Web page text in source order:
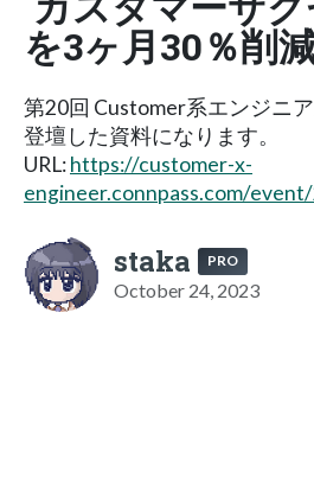
を3ヶ月30％削
第20回 Customer系エンジニ
登壇した資料になります。
URL:https://customer-x-
engineer.connpass.com/
staka PRO
October 24, 2023